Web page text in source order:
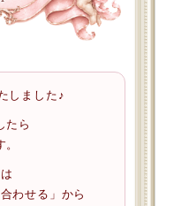
しました♪
たら
わせる」から